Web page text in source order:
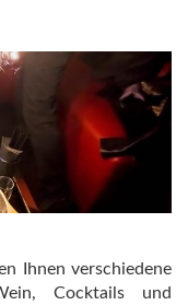
Ihnen verschiedene
Cocktails und